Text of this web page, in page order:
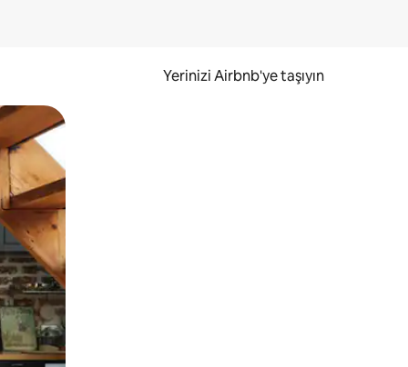
Yerinizi Airbnb'ye taşıyın